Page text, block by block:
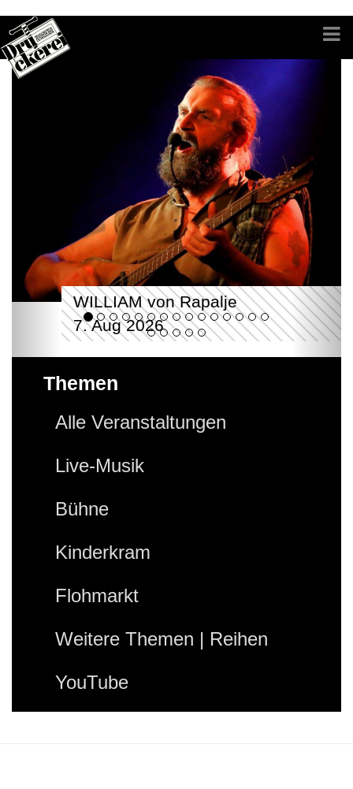
WILLIAM von Rapalje
7. Aug 2026
Themen
Alle Veranstaltungen
Live-Musik
Bühne
Kinderkram
Flohmarkt
Weitere Themen | Reihen
YouTube